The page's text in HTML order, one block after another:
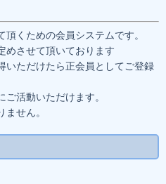
くための会員システムです。
めさせて頂いております
いただけたら正会員としてご登録
活動いただけます。
せん。